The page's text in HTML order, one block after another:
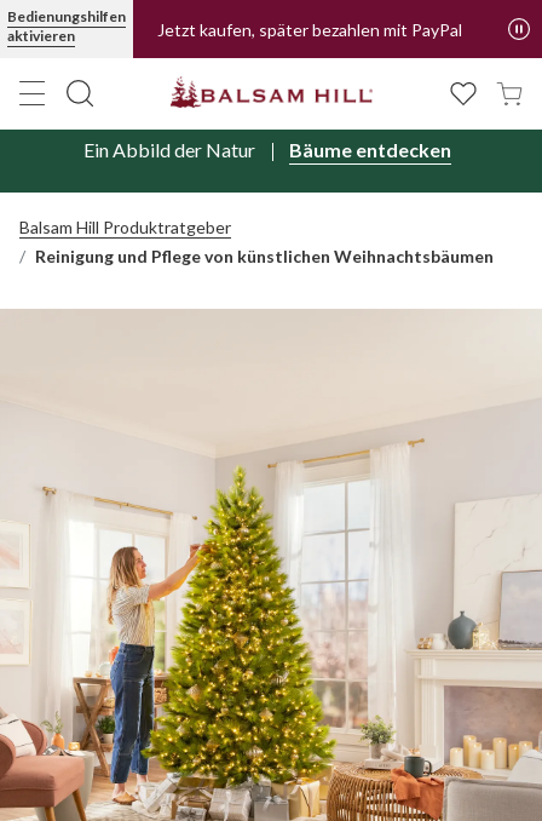
Bedienungshilfen
aktivieren
Jetzt kaufen, später bezahlen mit PayPal
Ein Abbild der Natur Bäume entdecken
Balsam Hill Produktratgeber
Reinigung und Pflege von künstlichen Weihnachtsbäumen